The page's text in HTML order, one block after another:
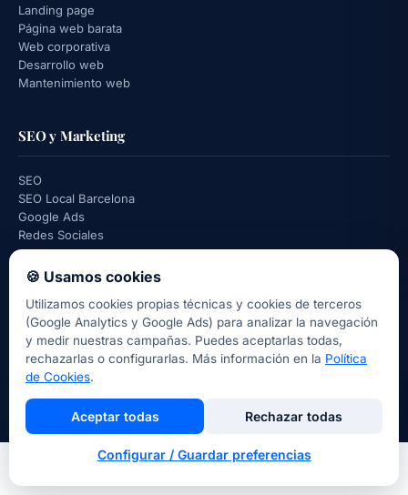
Landing page
Página web barata
Web corporativa
Desarrollo web
Mantenimiento web
SEO y Marketing
SEO
SEO Local Barcelona
Google Ads
Redes Sociales
Explora
Ver todos los sectores
Ubicaciones donde trabajamos
Comparativas
Cuánto cuesta una web
Diseñadores web Barcelona
🍪 Usamos cookies
Utilizamos cookies propias técnicas y cookies de terceros
(Google Analytics y Google Ads) para analizar la navegación
y medir nuestras campañas. Puedes aceptarlas todas,
rechazarlas o configurarlas. Más información en la Política
de Cookies.
Aceptar todas Rechazar todas
Configurar / Guardar preferencias